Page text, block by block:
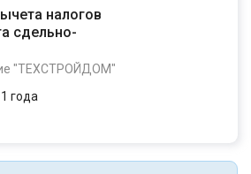
налогов
сдельно-
"ТЕХСТРОЙДОМ"
года